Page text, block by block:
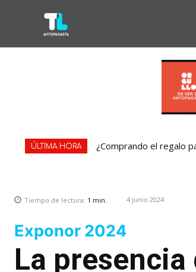
ÚLTIMA HORA ¿Comprando el regalo
Tiempo de lectura: 1 min. 4 junio 2024
Exponor 2024
La